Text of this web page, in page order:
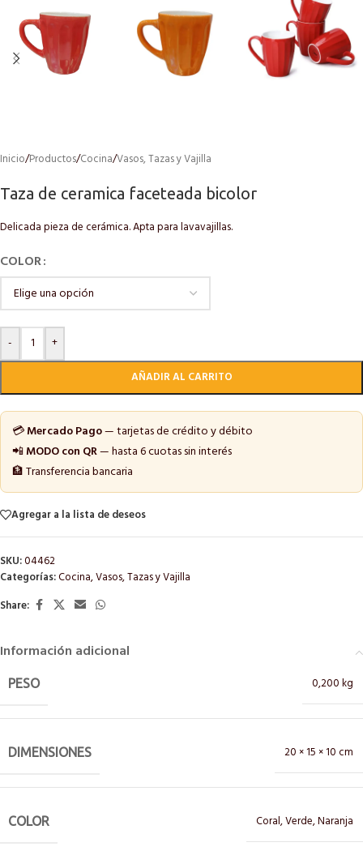
Inicio/Productos/Cocina/Vasos, Tazas y Vajilla
Taza de ceramica faceteada bicolor
Delicada pieza de cerámica. Apta para lavavajillas.
COLOR
-
+
AÑADIR AL CARRITO
💳Mercado Pago— tarjetas de crédito y débito
📲MODO con QR— hasta 6 cuotas sin interés
🏦 Transferencia bancaria
Agregar a la lista de deseos
SKU:04462
Categorías:Cocina,Vasos, Tazas y Vajilla
Share:
Información adicional
PESO 0,200 kg
DIMENSIONES 20 × 15 × 10 cm
COLOR Coral,Verde,Naranja